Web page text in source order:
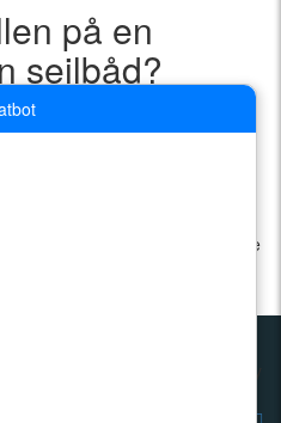
på en
sejlbåd?
motor. En sejlbåd er en båd,
skal man sejle med vinden
sejles med vinden eller mod
og
købe en motorbåd, skal du finde
Hvis du vil købe en sejlbåd,
nogen motor.